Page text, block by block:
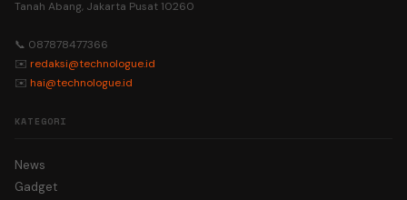
Tanah Abang, Jakarta Pusat 10260
📞 087878477366
✉️ redaksi@technologue.id
✉️ hai@technologue.id
KATEGORI
News
Gadget